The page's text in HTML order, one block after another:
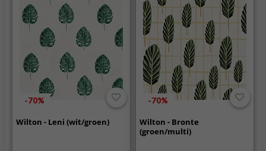
-70%
Wilton - Leni (wit/groen)
-70%
Wilton - Bronte
(groen/multi)